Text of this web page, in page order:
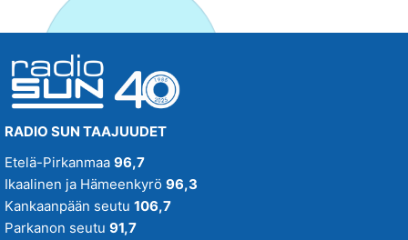
RADIO SUN TAAJUUDET
Etelä-Pirkanmaa 96,7
Ikaalinen ja Hämeenkyrö 96,3
Kankaanpään seutu 106,7
Parkanon seutu 91,7